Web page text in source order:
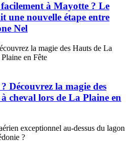
à Mayotte ? Le
une nouvelle étape entre
Nel
Découvrez la magie des
cheval lors de La Plaine en